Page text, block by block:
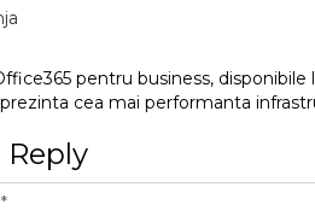
pentru business, disponibile
cea mai performanta
Reply